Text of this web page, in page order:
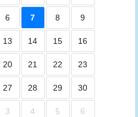
6 7 8 9
13 14 15 16
20 21 22 23
27 28 29 30
3 4 5 6